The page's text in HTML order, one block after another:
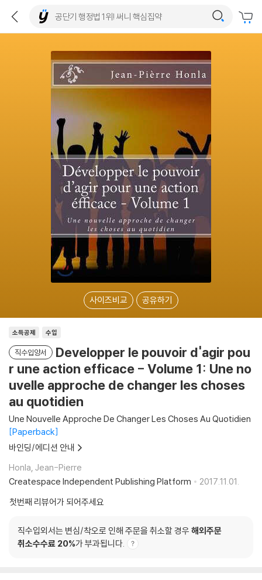
사이즈비교 공유하기
소득공제 수입
직수입양서
Developper le pouvoir d'agir pou
r une action efficace - Volume 1: Une no
uvelle approche de changer les choses
au quotidien
Une Nouvelle Approche De Changer Les Choses Au Quotidien
Paperback
바인딩/에디션 안내
Honla, Jean-Pierre
Createspace Independent Publishing Platform
2017.11.01.
첫번째 리뷰어가 되어주세요
직수입외서는 변심/착오로 인해 주문을 취소할 경우 해외주문
취소수수료 20%가 부과됩니다.